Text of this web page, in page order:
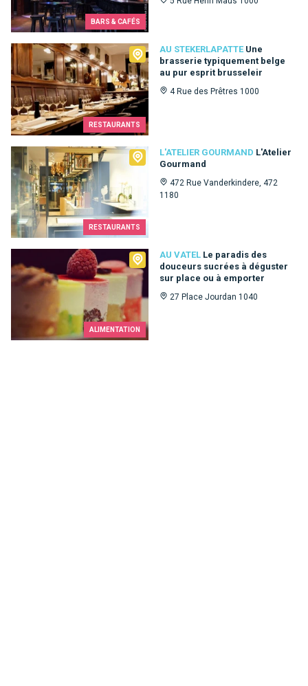
BARS & CAFÉS
RESTAURANTS
AU STEKERLAPATTE Une
brasserie typiquement belge
au pur esprit brusseleir
4 Rue des Prêtres 1000
Au Stekerlapatte
RESTAURANTS
L'ATELIER GOURMAND L'Atelier
Gourmand
472 Rue Vanderkindere, 472
1180
L'Atelier Gourmand
ALIMENTATION
AU VATEL Le paradis des
douceurs sucrées à déguster
sur place ou à emporter
27 Place Jourdan 1040